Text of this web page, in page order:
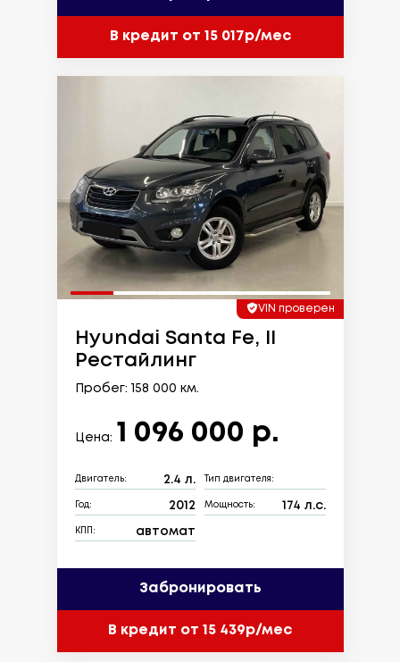
В кредит от 15 017р/мес
VIN проверен
Hyundai Santa Fe, II
Рестайлинг
Пробег: 158 000 км.
Цена: 1 096 000 р.
Двигатель: 2.4 л. Тип двигателя:
Год: 2012 Мощность: 174 л.с.
КПП: автомат
Забронировать
В кредит от 15 439р/мес